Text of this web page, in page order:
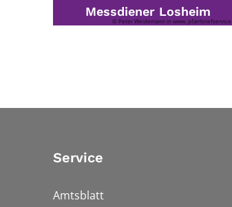
Messdiener Losheim
© Peter Weidemann in www.
Service
Amtsblatt